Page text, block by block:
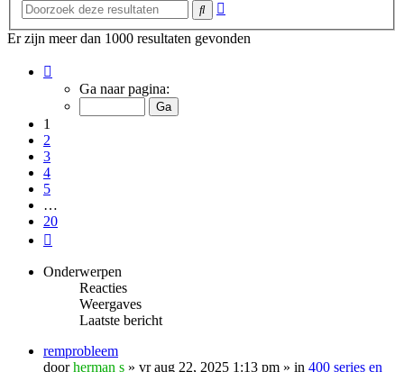
Zoek
Er zijn meer dan 1000 resultaten gevonden
van
Ga naar pagina:
1
2
3
4
5
…
20
Onderwerpen
Reacties
Weergaves
Laatste bericht
remprobleem
doorherman s » vr aug 22, 2025 1:13 pm » in 400 series en